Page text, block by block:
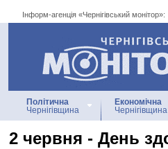
Інформ-агенція «Чернігівський монітор»:
Інформ-агенція
«Чернігівський
Політична
Чернігівщина
Економічна
Чернігівщина
2 червня - День